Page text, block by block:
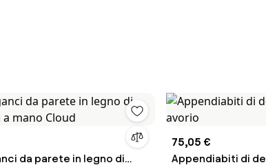
da parete in legno di
75,05 €
Appendiabiti di